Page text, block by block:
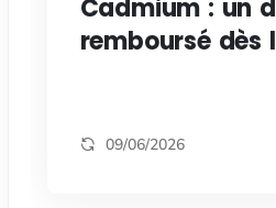
Cadmium : un
remboursé dès
09/06/2026